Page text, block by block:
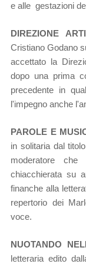
e alle gestazioni
DIREZIONE
Cristiano Godano
accettato la
dopo una prima
precedente in
l'impegno anche
PAROLE E
in solitaria dal
moderatore
chiacchierata su
finanche alla
repertorio dei
voce.
NUOTANDO
letteraria edito